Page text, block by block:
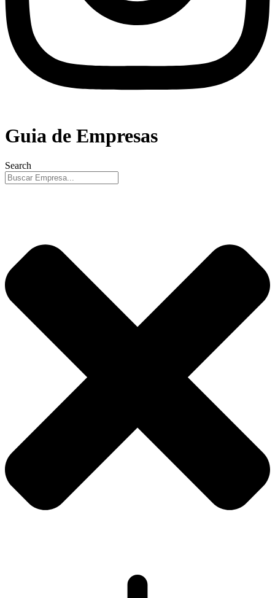
Guia de Empresas
Search